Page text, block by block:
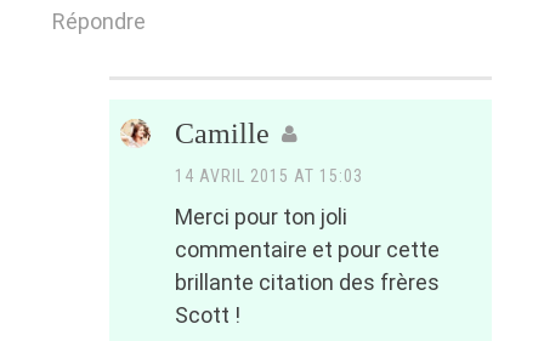
Répondre
Camille
14 AVRIL 2015 AT 15:03
Merci pour ton joli
commentaire et pour cette
brillante citation des frères
Scott !